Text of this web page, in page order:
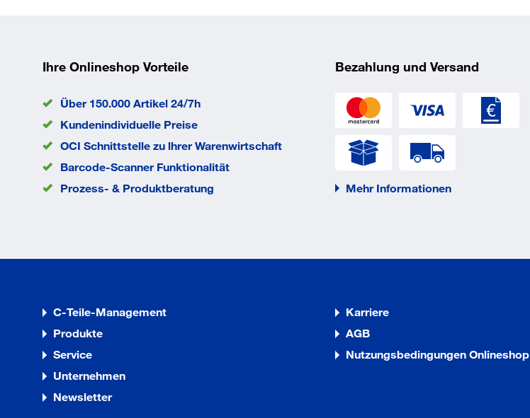
Norm
ISO
C
Kopfhöhe k
1.7
mm
Kopfdurchmesser
dk
5.5
mm
mm
Ihre Onlineshop Vorteile
Über 150.000 Artikel 24/7h
Kundenindividuelle Preise
OCI Schnittstelle zu lhrer Warenwirtschaft
Barcode-Scanner Funktionalität
Prozess- & Produktberatung
Bezahlung und Versand
Mehr Informationen
C-Teile-Management
Produkte
Service
Unternehmen
Newsletter
Karriere
AGB
Nutzungsbedingungen Onlineshop